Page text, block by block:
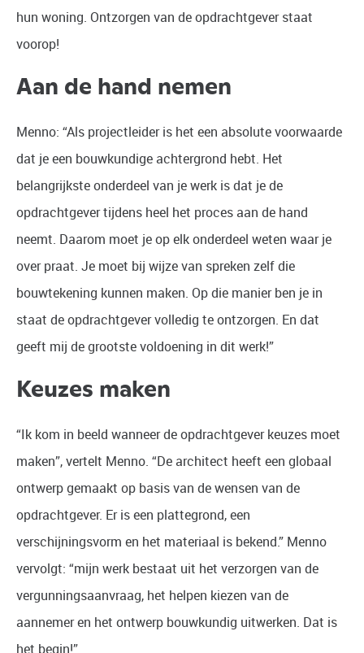
hun woning. Ontzorgen van de opdrachtgever staat
voorop!
Aan de hand nemen
Menno: “Als projectleider is het een absolute voorwaarde
dat je een bouwkundige achtergrond hebt. Het
belangrijkste onderdeel van je werk is dat je de
opdrachtgever tijdens heel het proces aan de hand
neemt. Daarom moet je op elk onderdeel weten waar je
over praat. Je moet bij wijze van spreken zelf die
bouwtekening kunnen maken. Op die manier ben je in
staat de opdrachtgever volledig te ontzorgen. En dat
geeft mij de grootste voldoening in dit werk!”
Keuzes maken
“Ik kom in beeld wanneer de opdrachtgever keuzes moet
maken”, vertelt Menno. “De architect heeft een globaal
ontwerp gemaakt op basis van de wensen van de
opdrachtgever. Er is een plattegrond, een
verschijningsvorm en het materiaal is bekend.” Menno
vervolgt: “mijn werk bestaat uit het verzorgen van de
vergunningsaanvraag, het helpen kiezen van de
aannemer en het ontwerp bouwkundig uitwerken. Dat is
het begin!”